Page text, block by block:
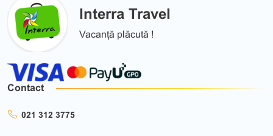
Interra Travel
Vacanță plăcută !
Contact
021 312 3775